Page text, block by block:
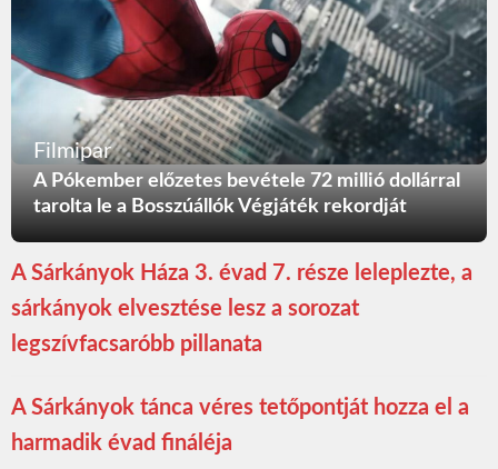
Filmipar
A Pókember előzetes bevétele 72 millió dollárral
tarolta le a Bosszúállók Végjáték rekordját
A Sárkányok Háza 3. évad 7. része leleplezte, a
sárkányok elvesztése lesz a sorozat
legszívfacsaróbb pillanata
A Sárkányok tánca véres tetőpontját hozza el a
harmadik évad fináléja